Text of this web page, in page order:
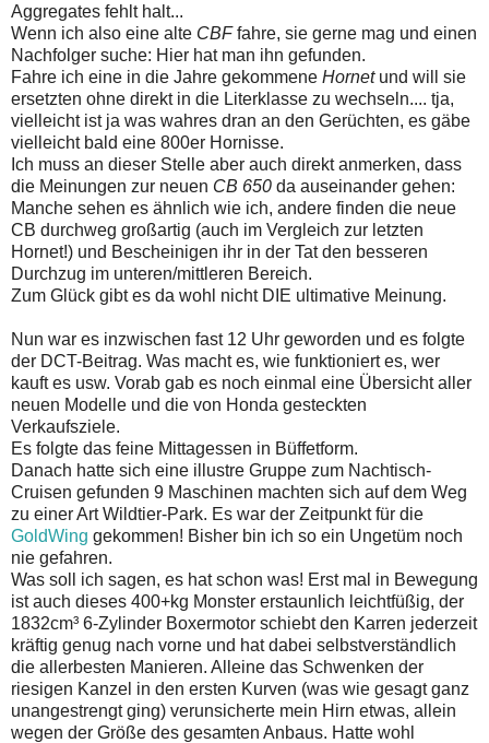
Aggregates fehlt halt...
Wenn ich also eine alte CBFfahre, sie gerne mag und einen
Nachfolger suche: Hier hat man ihn gefunden.
Fahre ich eine in die Jahre gekommene Hornetund will sie
ersetzten ohne direkt in die Literklasse zu wechseln.... tja,
vielleicht ist ja was wahres dran an den Gerüchten, es gäbe
vielleicht bald eine 800er Hornisse.
Ich muss an dieser Stelle aber auch direkt anmerken, dass
die Meinungen zur neuen CB 650 da auseinander gehen:
Manche sehen es ähnlich wie ich, andere finden die neue
CB durchweg großartig (auch im Vergleich zur letzten
Hornet!) und Bescheinigen ihr in der Tat den besseren
Durchzug im unteren/mittleren Bereich.
Zum Glück gibt es da wohl nicht DIE ultimative Meinung.
Nun war es inzwischen fast 12 Uhr geworden und es folgte
der DCT-Beitrag. Was macht es, wie funktioniert es, wer
kauft es usw. Vorab gab es noch einmal eine Übersicht aller
neuen Modelle und die von Honda gesteckten
Verkaufsziele.
Es folgte das feine Mittagessen in Büffetform.
Danach hatte sich eine illustre Gruppe zum Nachtisch-
Cruisen gefunden 9 Maschinen machten sich auf dem Weg
zu einer Art Wildtier-Park. Es war der Zeitpunkt für die
GoldWing gekommen! Bisher bin ich so ein Ungetüm noch
nie gefahren.
Was soll ich sagen, es hat schon was! Erst mal in Bewegung
ist auch dieses 400+kg Monster erstaunlich leichtfüßig, der
1832cm³ 6-Zylinder Boxermotor schiebt den Karren jederzeit
kräftig genug nach vorne und hat dabei selbstverständlich
die allerbesten Manieren. Alleine das Schwenken der
riesigen Kanzel in den ersten Kurven (was wie gesagt ganz
unangestrengt ging) verunsicherte mein Hirn etwas, allein
wegen der Größe des gesamten Anbaus. Hatte wohl